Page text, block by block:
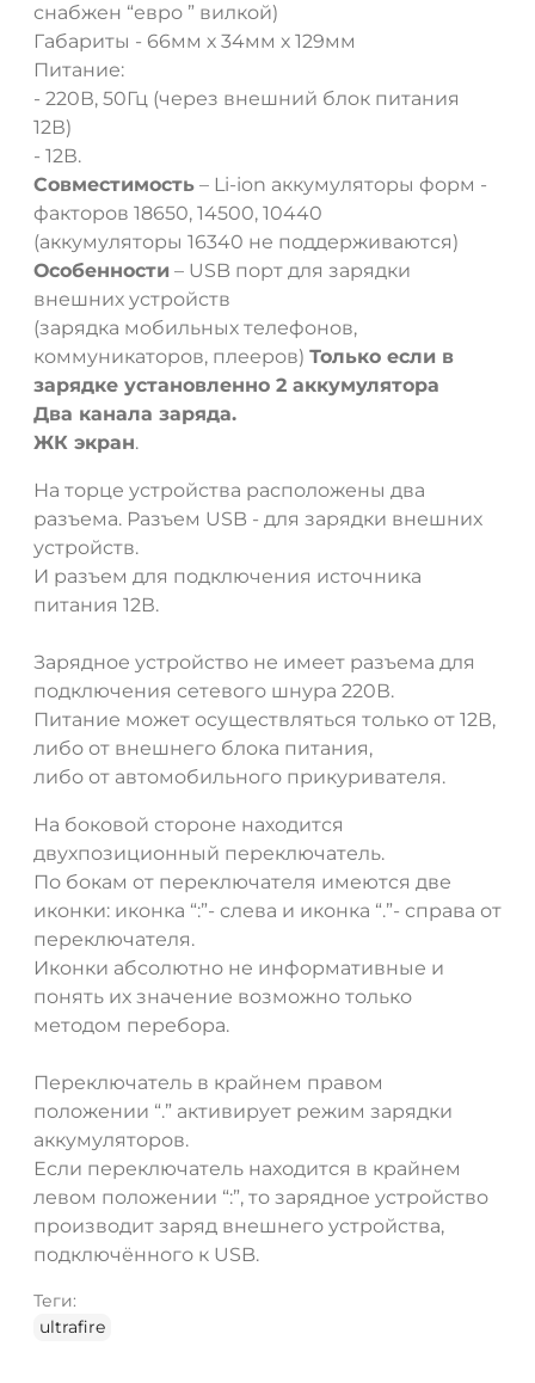
снабжен “евро ” вилкой)
Габариты - 66мм х 34мм х 129мм
Питание:
- 220В, 50Гц (через внешний блок питания
12В)
- 12В.
Совместимость – Li-ion аккумуляторы форм -
факторов 18650, 14500, 10440
(аккумуляторы 16340 не поддерживаются)
Особенности – USB порт для зарядки
внешних устройств
(зарядка мобильных телефонов,
коммуникаторов, плееров) Только если в
зарядке установленно 2 аккумулятора
Два канала заряда.
ЖК экран.
На торце устройства расположены два
разъема. Разъем USB - для зарядки внешних
устройств.
И разъем для подключения источника
питания 12В.
Зарядное устройство не имеет разъема для
подключения сетевого шнура 220В.
Питание может осуществляться только от 12В,
либо от внешнего блока питания,
либо от автомобильного прикуривателя.
На боковой стороне находится
двухпозиционный переключатель.
По бокам от переключателя имеются две
иконки: иконка “:”- слева и иконка “.”- справа от
переключателя.
Иконки абсолютно не информативные и
понять их значение возможно только
методом перебора.
Переключатель в крайнем правом
положении “.” активирует режим зарядки
аккумуляторов.
Если переключатель находится в крайнем
левом положении “:”, то зарядное устройство
производит заряд внешнего устройства,
подключённого к USB.
Теги:
ultrafire
ДА НЕТ